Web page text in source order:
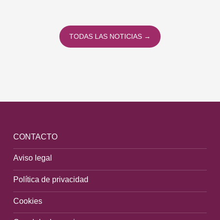
TODAS LAS NOTICIAS →
CONTACTO
Aviso legal
Política de privacidad
Cookies